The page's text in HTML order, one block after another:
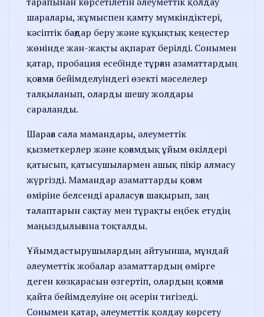
шаралары, жұмыспен қамту мүмкіндіктері,
кәсіптік бағдар беру және құқықтық кеңестер
жөнінде жан-жақты ақпарат берілді. Сонымен
қатар, пробация есебінде тұрған азаматтардың
қоғамға бейімделуіндегі өзекті мәселелер
талқыланып, оларды шешу жолдары
сараланды.
Шараға сала мамандары, әлеуметтік
қызметкерлер және қоғамдық ұйым өкілдері
қатысып, қатысушылармен ашық пікір алмасу
жүргізді. Мамандар азаматтарды қоғам
өміріне белсенді араласуға шақырып, заң
талаптарын сақтау мен тұрақты еңбек етудің
маңыздылығына тоқталды.
Ұйымдастырушылардың айтуынша, мұндай
әлеуметтік жобалар азаматтардың өмірге
деген көзқарасын өзгертіп, олардың қоғамға
қайта бейімделуіне оң әсерін тигізеді.
Сонымен қатар, әлеуметтік қолдау көрсету